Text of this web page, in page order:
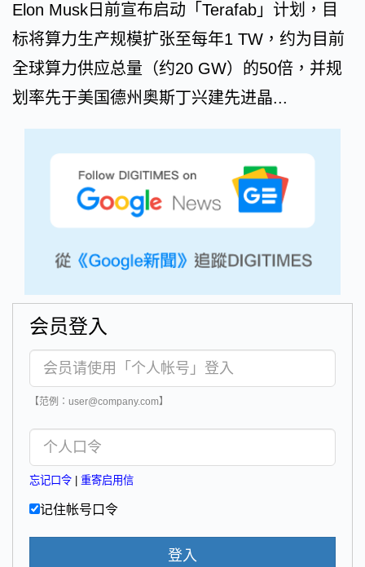
Elon Musk日前宣布启动「Terafab」计划，目
标将算力生产规模扩张至每年1 TW，约为目前
全球算力供应总量（约20 GW）的50倍，并规
划率先于美国德州奥斯丁兴建先进晶...
会员登入
【范例：user@company.com】
忘记口令 重寄启用信
记住帐号口令
登入